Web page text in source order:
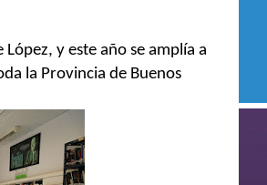
y este año se amplía a
la Provincia de Buenos